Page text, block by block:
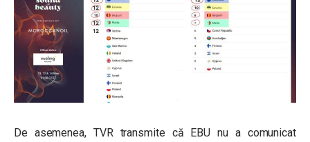
De asemenea, TVR transmite că EBU nu a comunicat